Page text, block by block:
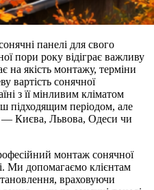
панелі для свого
пори року відіграє важливу
на якість монтажу, терміни
вартість сонячної
з її мінливим кліматом
підходящим періодом, але
— Києва, Львова, Одеси чи
монтаж сонячної
Ми допомагаємо клієнтам
враховуючи